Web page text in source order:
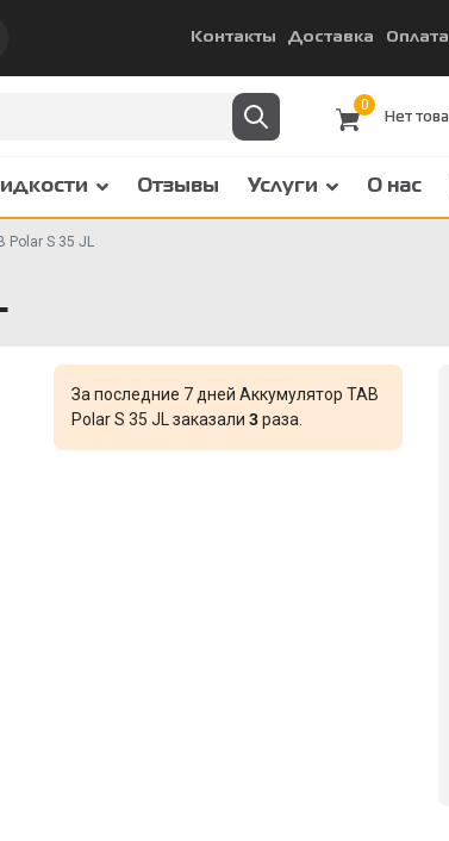
Контакты Доставка Оплата
0
Отзывы Услуги О нас
Polar S 35 JL
За последние 7 дней Аккумулятор TAB
Polar S 35 JL заказали 3раза.